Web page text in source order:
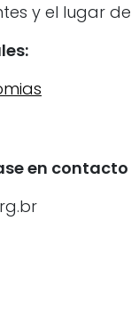
y el lugar
en